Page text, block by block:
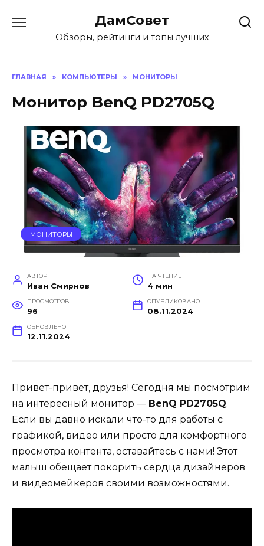
содержанию
ДамСовет
Обзоры, рейтинги и топы лучших
ГЛАВНАЯ » КОМПЬЮТЕРЫ » МОНИТОРЫ
Монитор BenQ PD2705Q
МОНИТОРЫ
АВТОР
Иван Смирнов
НА ЧТЕНИЕ
4 мин
ПРОСМОТРОВ
96
ОПУБЛИКОВАНО
08.11.2024
ОБНОВЛЕНО
12.11.2024
Привет-привет, друзья! Сегодня мы посмотрим
на интересный монитор — BenQ PD2705Q.
Если вы давно искали что-то для работы с
графикой, видео или просто для комфортного
просмотра контента, оставайтесь с нами! Этот
малыш обещает покорить сердца дизайнеров
и видеомейкеров своими возможностями.